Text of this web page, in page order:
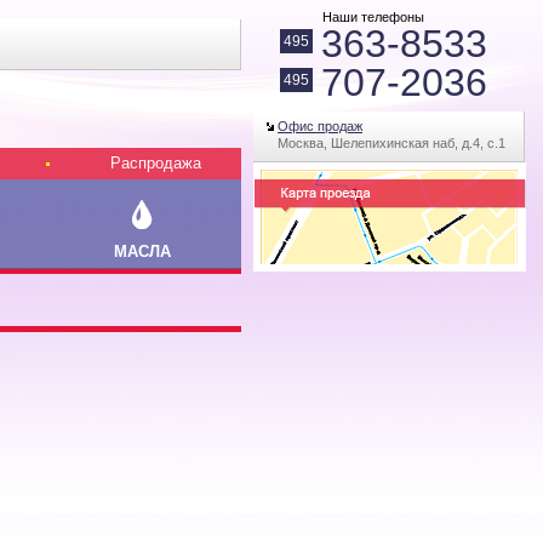
Наши телефоны
495 363-8533
495 707-2036
Офис продаж
Москва, Шелепихинская наб, д.4, с.1
Распродажа
МАСЛА